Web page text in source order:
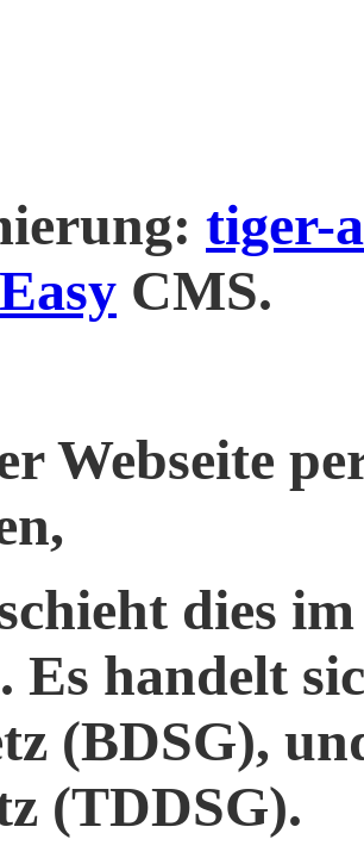
tiger-
CMS.
Webseite
dies
Es handelt
(BDSG),
(TDDSG).